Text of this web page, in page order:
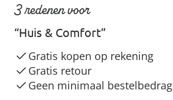
3 redenen voor
“Huis & Comfort”
Gratis kopen op rekening
Gratis retour
Geen minimaal bestelbedrag